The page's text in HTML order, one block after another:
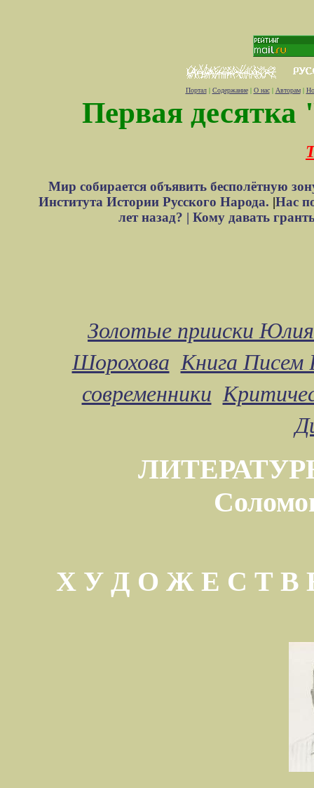
Портал| Содержание| О нас| Авторам|
Первая десятка
Мир собирается объявить бесполётную
Института Истории Русского Народа. |Нас
лет назад? | Кому давать
Золотые прииски
Шорохова Книга Писем
современники
Х У Д О Ж Е С Т